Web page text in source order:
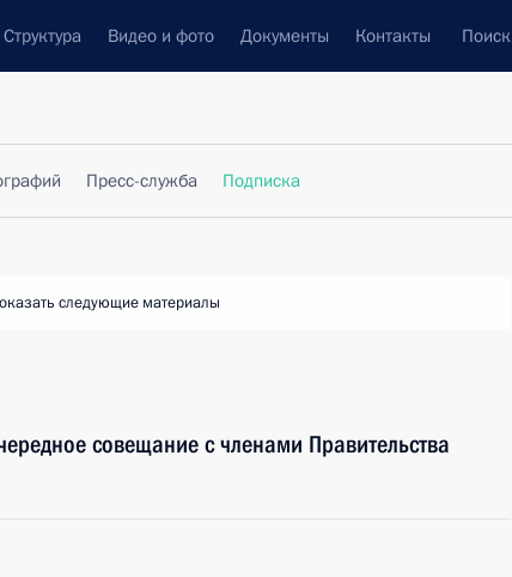
Структура Видео и фото Документы Контакты Поиск
Пресс-служба Подписка
следующие материалы
совещание с членами Правительства